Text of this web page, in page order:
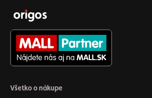
Všetko o nákupe